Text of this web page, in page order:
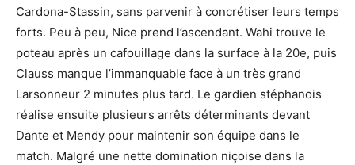
Cardona-Stassin, sans parvenir à concrétiser leurs temps
forts. Peu à peu, Nice prend l’ascendant. Wahi trouve le
poteau après un cafouillage dans la surface à la 20e, puis
Clauss manque l’immanquable face à un très grand
Larsonneur 2 minutes plus tard. Le gardien stéphanois
réalise ensuite plusieurs arrêts déterminants devant
Dante et Mendy pour maintenir son équipe dans le
match. Malgré une nette domination niçoise dans la